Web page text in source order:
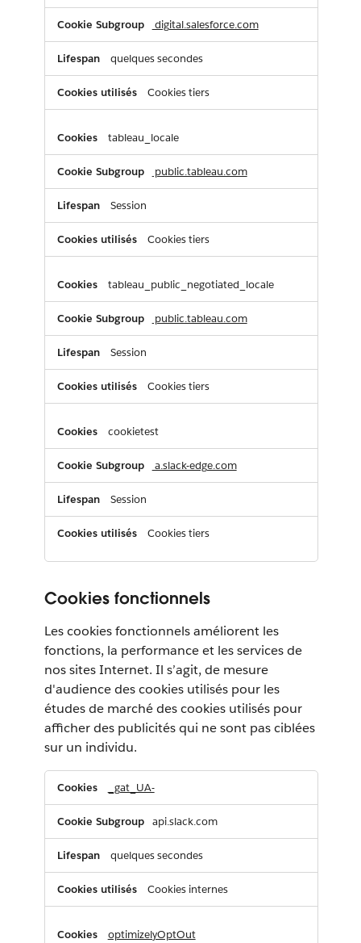
digital.salesforce.com
quelques secondes
Cookies tiers
tableau_locale
public.tableau.com
Session
Cookies tiers
tableau_public_negotiated_locale
public.tableau.com
Session
Cookies tiers
cookietest
a.slack-edge.com
Session
Cookies tiers
Cookies fonctionnels
Les cookies fonctionnels améliorent les
fonctions, la performance et les services de
nos sites Internet. Il s’agit, de mesure
d'audience des cookies utilisés pour les
études de marché des cookies utilisés pour
afficher des publicités qui ne sont pas ciblées
sur un individu.
Cookies
fonctionnels_gat_UA-
api.slack.com
quelques secondes
Cookies internes
optimizelyOptOut